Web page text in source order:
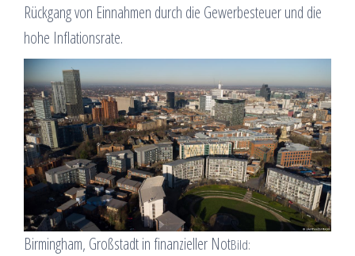
Rückgang von Einnahmen durch die Gewerbesteuer und die
hohe Inflationsrate.
Birmingham, Großstadt in finanzieller NotBild: